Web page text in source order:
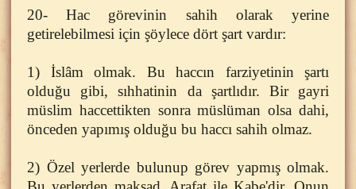
20- Hac görevinin sahih olarak yerine
getirelebilmesi için şöylece dört şart vardır:
1) İslâm olmak. Bu haccın farziyetinin şartı
olduğu gibi, sıhhatinin da şartlıdır. Bir gayri
müslim haccettikten sonra müslüman olsa dahi,
önceden yapımış olduğu bu haccı sahih olmaz.
2) Özel yerlerde bulunup görev yapmış olmak.